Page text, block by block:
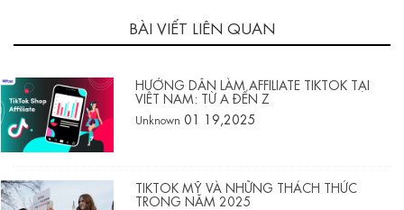
BÀI VIẾT LIÊN QUAN
HƯỚNG DẪN LÀM AFFILIATE TIKTOK TẠI
VIỆT NAM: TỪ A ĐẾN Z
Unknown 01 19,2025
TIKTOK MỸ VÀ NHỮNG THÁCH THỨC
TRONG NĂM 2025